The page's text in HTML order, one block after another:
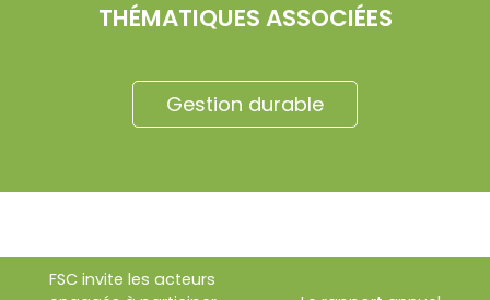
THÉMATIQUES ASSOCIÉES
Gestion durable
FSC invite les acteurs